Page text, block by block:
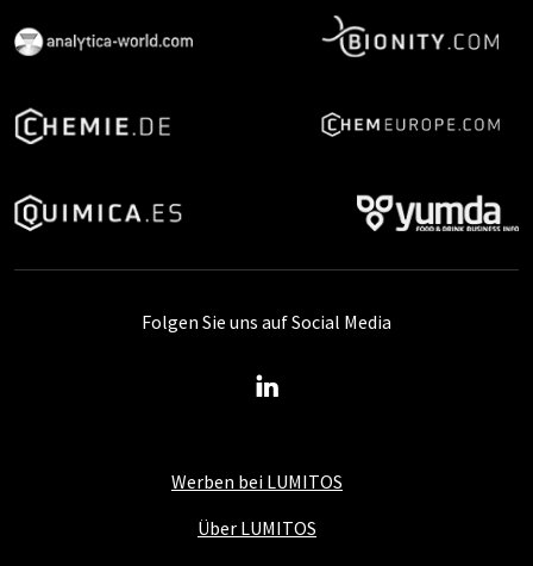
Werben bei LUMITOS
Über LUMITOS
Folgen Sie uns auf Social Media